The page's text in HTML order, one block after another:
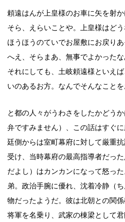
頼遠はんが上皇様のお車に矢を射か
そら、えらいことや。上皇様はどう
ほうほうのていでお屋敷にお戻りあ
へえ、そらまあ、無事でよかったな
それにしても、土岐頼遠様といえ
いのあるお方。なんでそんなことを
と都の人々がうわさをしたかどう
弁ですみません）、この話はすぐ
廷側からは室町幕府に対して厳重
受け、当時幕府の最高指導者だっ
だよし）はカンカンになって怒っ
弟。政治手腕に優れ、沈着冷静（
物だったようだ。彼は北朝との関係
将軍を名乗り、武家の棟梁として